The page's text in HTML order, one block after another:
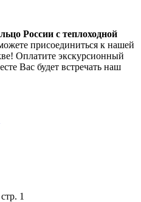
России с теплоходной
присоединиться к нашей
Оплатите экскурсионный
Вас будет встречать наш
1